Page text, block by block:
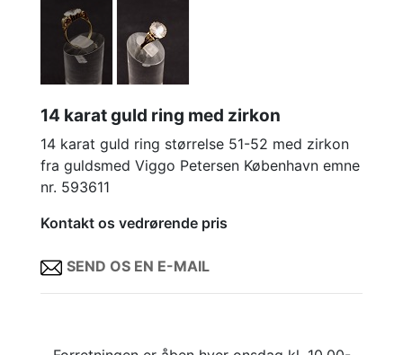
14 karat guld ring med zirkon
14 karat guld ring størrelse 51-52 med zirkon
fra guldsmed Viggo Petersen København emne
nr. 593611
Kontakt os vedrørende pris
SEND OS EN E-MAIL